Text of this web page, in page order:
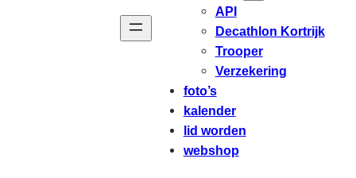
API
Decathlon Kortrijk
Trooper
Verzekering
foto’s
kalender
lid worden
webshop